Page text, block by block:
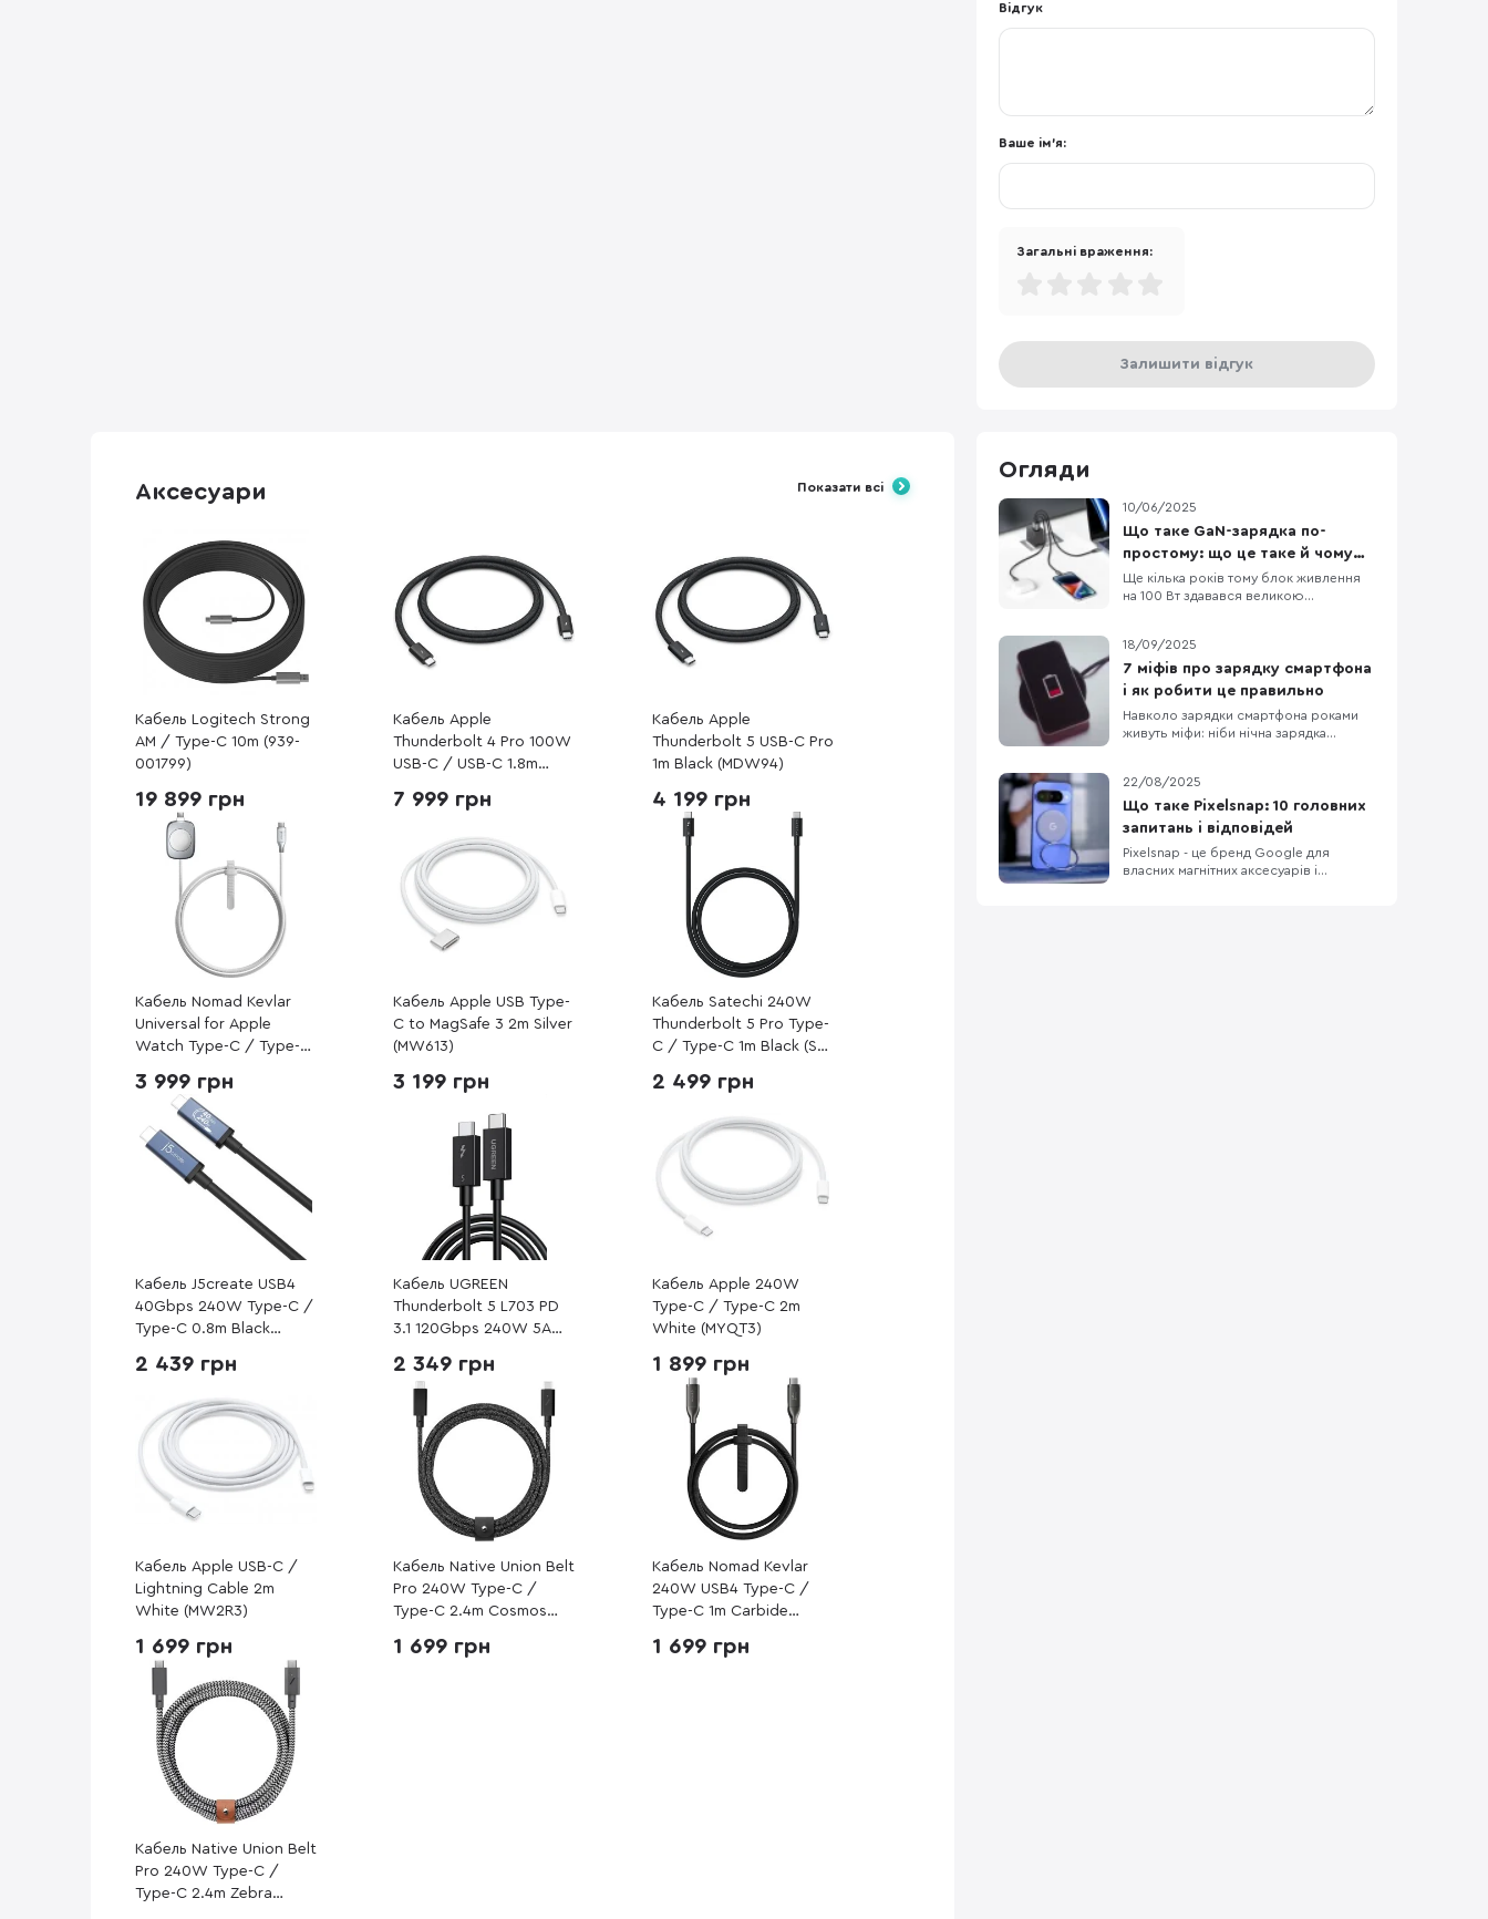
Відгук
Ваше ім'я:
Загальні враження:
Залишити відгук
Показати всі
Аксесуари
Кабель Logitech Strong
AM / Type-C 10m (939-
001799)
19 899 грн
Кабель Apple
Thunderbolt 4 Pro 100W
USB-C / USB-C 1.8m
7 999 грн
Кабель Apple
Thunderbolt 5 USB-C Pro
1m Black (MDW94)
4 199 грн
Кабель Nomad Kevlar
Universal for Apple
Watch Type-C / Type-C
(NM014667858)
3 999 грн
Кабель Apple USB Type-
C to MagSafe 3 2m Silver
(MW613)
3 199 грн
Кабель Satechi 240W
Thunderbolt 5 Pro Type-
C / Type-C 1m Black (ST-
2 499 грн
Кабель J5create USB4
40Gbps 240W Type-C /
Type-C 0.8m Black
2 439 грн
Кабель UGREEN
Thunderbolt 5 L703 PD
3.1 120Gbps 240W 5A
Black (45996)
2 349 грн
Кабель Apple 240W
Type-C / Type-C 2m
White (MYQT3)
1 899 грн
Кабель Apple USB-C /
Lightning Cable 2m
White (MW2R3)
1 699 грн
Кабель Native Union Belt
Pro 240W Type-C /
Type-C 2.4m Cosmos
NP)
1 699 грн
Кабель Nomad Kevlar
240W USB4 Type-C /
Type-C 1m Carbide
1 699 грн
Кабель Native Union Belt
Pro 240W Type-C /
Type-C 2.4m Zebra
Огляди
10/06/2025
Що таке GaN-зарядка по-
простому: що це таке й чому
вони кращі?
Ще кілька років тому блок живлення
на 100 Вт здавався великою
вмістити в адаптер розміром трохи
більше, як коробка сірників — і все
завдяки новому матеріалу під назвою
GaN (галій-нітрид). 1. Що таке GaN?
Усередині будь-якого заряд
18/09/2025
7 міфів про зарядку смартфона
і як робити це правильно
Навколо зарядки смартфона роками
живуть міфи: ніби нічна зарядка
"рідного" блока живлення — ніяк.
Насправді літій-іонні батареї та сучасні
системи захисту працюють інакше:
пристрій відсікає струм на 100%,
стежить за температурою й
22/08/2025
Що таке Pixelsnap: 10 головних
запитань і відповідей
Pixelsnap - це бренд Google для
власних магнітних аксесуарів і